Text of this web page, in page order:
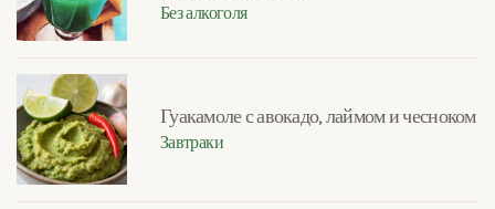
Без алкоголя
Гуакамоле с авокадо, лаймом и чесноком
Завтраки